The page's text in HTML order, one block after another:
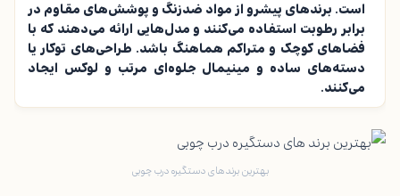
است. برندهای پیشرو از مواد ضدزنگ و پوشش‌های مقاوم در
برابر رطوبت استفاده می‌کنند و مدل‌هایی ارائه می‌دهند که با
فضاهای کوچک و متراکم هماهنگ باشد. طراحی‌های توکار یا
دسته‌های ساده و مینیمال جلوه‌ای مرتب و لوکس ایجاد
می‌کنند.
بهترین برند های دستگیره درب چوبی